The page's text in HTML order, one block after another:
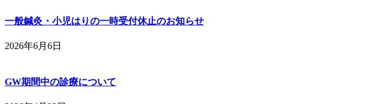
一般鍼灸・小児はりの一時受付休止のお知らせ
2026年6月6日
GW期間中の診療について